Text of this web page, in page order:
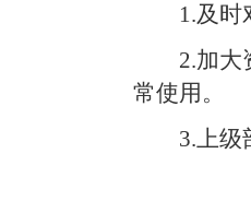
1.及时
2.加大
常使用。
3.上级